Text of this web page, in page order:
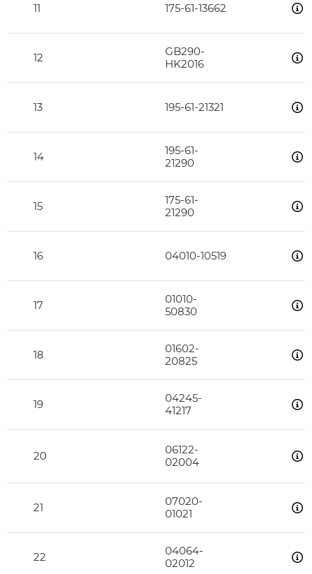
11 175-61-13662
12
GB290-
HK2016
13 195-61-21321
14
195-61-
21290
15
175-61-
21290
16 04010-10519
17
01010-
50830
18
01602-
20825
19
04245-
41217
20
06122-
02004
21
07020-
01021
22
04064-
02012